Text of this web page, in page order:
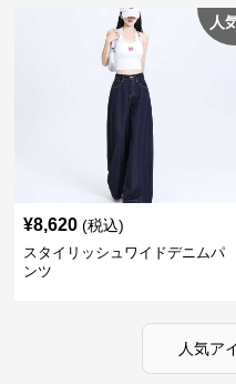
人
¥8,620 (税込)
スタイリッシュワイドデニムパ
ンツ
人気ア